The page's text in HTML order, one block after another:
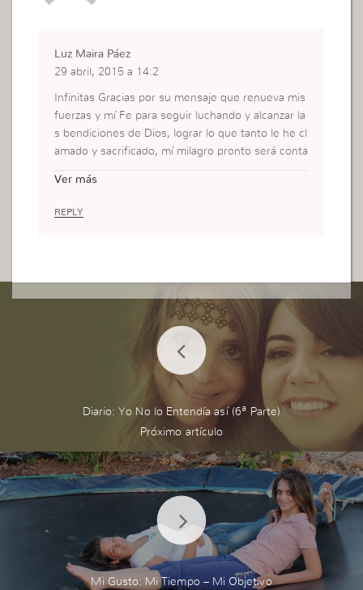
Luz Maira Páez
29 abril, 2015 a 14:2
Infinitas Gracias por su mensaje que renueva mis
fuerzas y mí Fe para seguir luchando y alcanzar la
s bendiciones de Dios, lograr lo que tanto le he cl
amado y sacrificado, mí milagro pronto será conta
Ver más
REPLY
Diario: Yo No lo Entendía así (6ª Parte)
Mi Gusto: Mi Tiempo – Mi Objetivo